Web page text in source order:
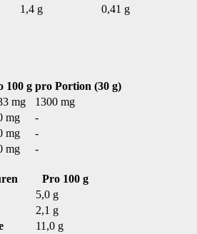
1,4 g 0,41 g
100 g pro Portion (30 g)
mg
1300 mg
mg
-
mg
-
mg -
Pro 100 g
5,0 g
2,1 g
11,0 g